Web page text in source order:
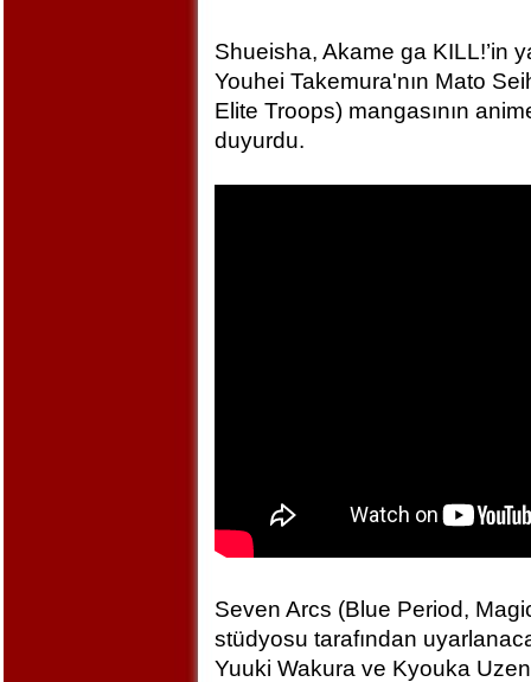
Shueisha, Akame ga KILL!’in
Youhei Takemura'nın Mato
Elite Troops) mangasının
duyurdu.
Seven Arcs (Blue Period,
stüdyosu tarafından
Yuuki Wakura ve Kyouka